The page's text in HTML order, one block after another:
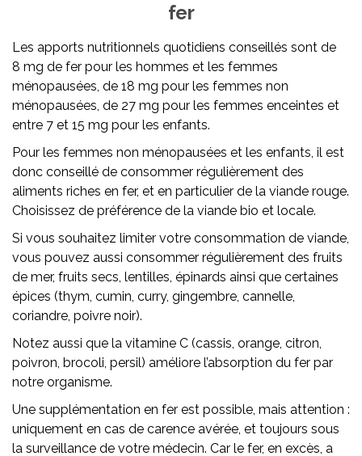
fer
Les apports nutritionnels quotidiens conseillés sont de
8 mg de fer pour les hommes et les femmes
ménopausées, de 18 mg pour les femmes non
ménopausées, de 27 mg pour les femmes enceintes et
entre 7 et 15 mg pour les enfants.
Pour les femmes non ménopausées et les enfants, il est
donc conseillé de consommer régulièrement des
aliments riches en fer, et en particulier de la viande rouge.
Choisissez de préférence de la viande bio et locale.
Si vous souhaitez limiter votre consommation de viande,
vous pouvez aussi consommer régulièrement des fruits
de mer, fruits secs, lentilles, épinards ainsi que certaines
épices (thym, cumin, curry, gingembre, cannelle,
coriandre, poivre noir).
Notez aussi que la vitamine C (cassis, orange, citron,
poivron, brocoli, persil) améliore l’absorption du fer par
notre organisme.
Une supplémentation en fer est possible, mais attention :
uniquement en cas de carence avérée, et toujours sous
la surveillance de votre médecin. Car le fer, en excès, a